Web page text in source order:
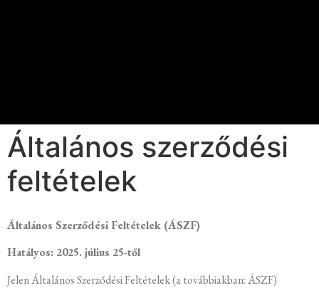
Általános szerződési
feltételek
Általános Szerződési Feltételek (ÁSZF)
Hatályos: 2025. július 25-től
Jelen Általános Szerződési Feltételek (a továbbiakban: ÁSZF)